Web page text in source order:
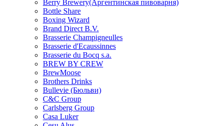
Berry Brewery(Аргентинская пивоварня)
Bottle Share
Boxing Wizard
Brand Direct B.V.
Brasserie Champigneulles
Brasserie d'Ecaussinnes
Brasserie du Bocq s.a.
BREW BY CREW
BrewMoose
Brothers Drinks
Bullevie (Бюльви)
C&C Group
Carlsberg Group
Casa Luker